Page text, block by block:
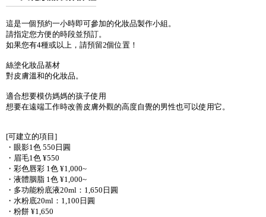
這是一個預約一小時即可參加的化妝品製作小組。
請指定您方便的時段並預訂。
如果您有4種或以上，請預留2個位置！
絲塗化妝品基材
對皮膚溫和的化妝品。
適合想要模仿媽媽的孩子使用
想要在遠端工作時改善皮膚外觀的高度自覺的男性也可以使用它。
[可建立的項目]
・眼影1色 550日圓
・眉毛1色 ¥550
・彩色唇彩 1色 ¥1,000~
・液體胭脂 1色 ¥1,000~
・多功能粉底液20ml：1,650日圓
・水粉底20ml：1,100日圓
・粉餅 ¥1,650